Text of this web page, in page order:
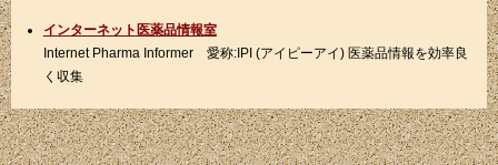
インターネット医薬品情報室
Internet Pharma Informer 愛称:IPI (アイピーアイ) 医薬品情報を効率良
く収集